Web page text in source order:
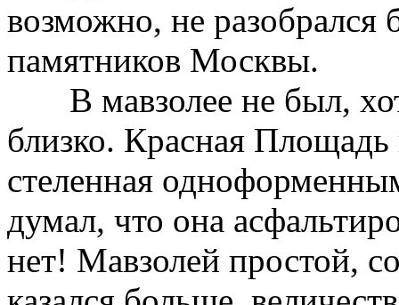
возможно, не
памятников Москвы.
В мавзолее не был,
близко. Красная Площадь
стеленная
думал, что она
нет! Мавзолей простой,